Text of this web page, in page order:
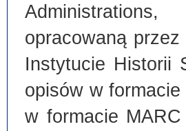
opracowaną
Instytucie Historii
opisów w
w formacie